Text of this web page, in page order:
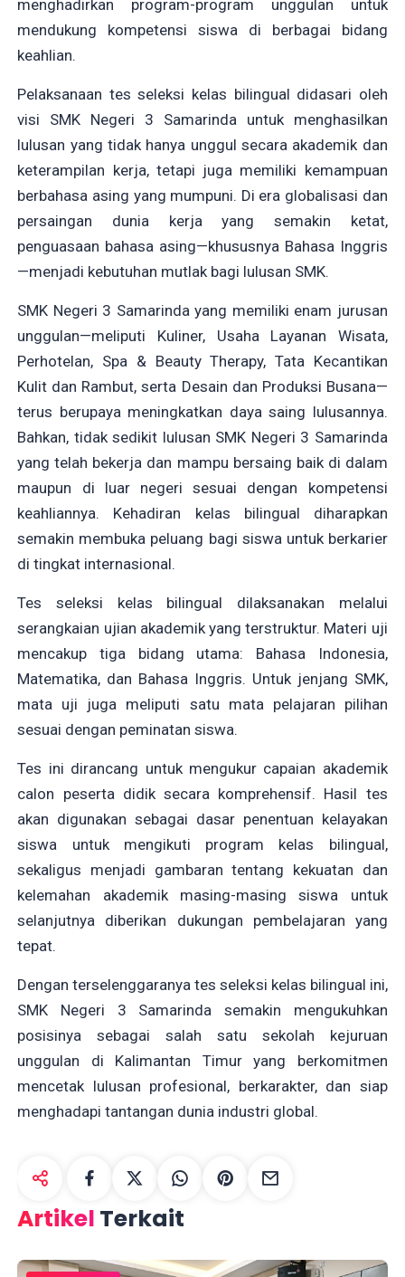
menghadirkan program-program unggulan untuk
mendukung kompetensi siswa di berbagai bidang
keahlian.
Pelaksanaan tes seleksi kelas bilingual didasari oleh
visi SMK Negeri 3 Samarinda untuk menghasilkan
lulusan yang tidak hanya unggul secara akademik dan
keterampilan kerja, tetapi juga memiliki kemampuan
berbahasa asing yang mumpuni. Di era globalisasi dan
persaingan dunia kerja yang semakin ketat,
penguasaan bahasa asing—khususnya Bahasa Inggris
—menjadi kebutuhan mutlak bagi lulusan SMK.
SMK Negeri 3 Samarinda yang memiliki enam jurusan
unggulan—meliputi Kuliner, Usaha Layanan Wisata,
Perhotelan, Spa & Beauty Therapy, Tata Kecantikan
Kulit dan Rambut, serta Desain dan Produksi Busana—
terus berupaya meningkatkan daya saing lulusannya.
Bahkan, tidak sedikit lulusan SMK Negeri 3 Samarinda
yang telah bekerja dan mampu bersaing baik di dalam
maupun di luar negeri sesuai dengan kompetensi
keahliannya. Kehadiran kelas bilingual diharapkan
semakin membuka peluang bagi siswa untuk berkarier
di tingkat internasional.
Tes seleksi kelas bilingual dilaksanakan melalui
serangkaian ujian akademik yang terstruktur. Materi uji
mencakup tiga bidang utama: Bahasa Indonesia,
Matematika, dan Bahasa Inggris. Untuk jenjang SMK,
mata uji juga meliputi satu mata pelajaran pilihan
sesuai dengan peminatan siswa.
Tes ini dirancang untuk mengukur capaian akademik
calon peserta didik secara komprehensif. Hasil tes
akan digunakan sebagai dasar penentuan kelayakan
siswa untuk mengikuti program kelas bilingual,
sekaligus menjadi gambaran tentang kekuatan dan
kelemahan akademik masing-masing siswa untuk
selanjutnya diberikan dukungan pembelajaran yang
tepat.
Dengan terselenggaranya tes seleksi kelas bilingual ini,
SMK Negeri 3 Samarinda semakin mengukuhkan
posisinya sebagai salah satu sekolah kejuruan
unggulan di Kalimantan Timur yang berkomitmen
mencetak lulusan profesional, berkarakter, dan siap
menghadapi tantangan dunia industri global.
Artikel Terkait